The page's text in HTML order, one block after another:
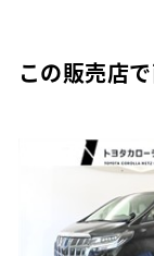
この販売店